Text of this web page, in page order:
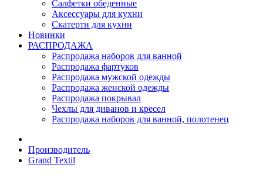
Салфетки обеденные
Аксессуары для кухни
Скатерти для кухни
Новинки
РАСПРОДАЖА
Распродажа наборов для ванной
Распродажа фартуков
Распродажа мужской одежды
Распродажа женской одежды
Распродажа покрывал
Чехлы для диванов и кресел
Распродажа наборов для ванной, полотенец
Производитель
Grand Textil